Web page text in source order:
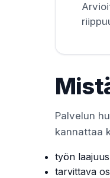
Palvelun
kannattaa
työn
tarvittava